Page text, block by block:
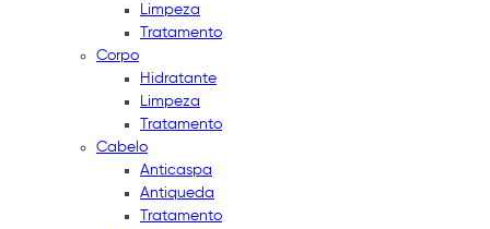
Limpeza
Tratamento
Corpo
Hidratante
Limpeza
Tratamento
Cabelo
Anticaspa
Antiqueda
Tratamento